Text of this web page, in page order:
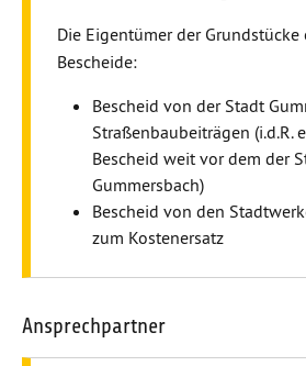
Die Eigentümer der Grundstücke
Bescheide:
Bescheid von der Stadt
Straßenbaubeiträgen (i.d.R.
Bescheid weit vor dem der
Gummersbach)
Bescheid von den
zum Kostenersatz
Ansprechpartner